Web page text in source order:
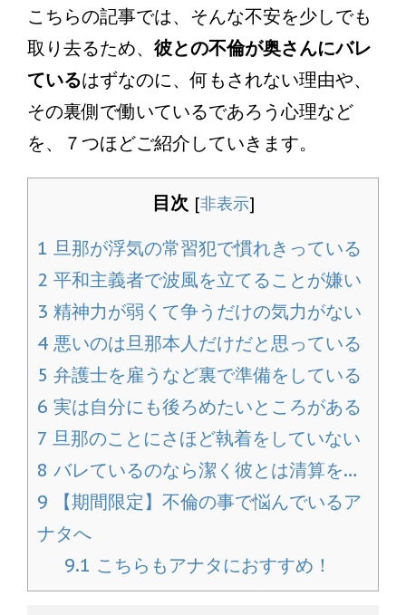
こちらの記事では、そんな不安を少しでも
取り去るため、 彼との不倫が奥さんにバレ
ているはずなのに、何もされない理由や、
その裏側で働いているであろう心理など
を、７つほどご紹介していきます。
目次 [非表示]
1 旦那が浮気の常習犯で慣れきっている
2 平和主義者で波風を立てることが嫌い
3 精神力が弱くて争うだけの気力がない
4 悪いのは旦那本人だけだと思っている
5 弁護士を雇うなど裏で準備をしている
6 実は自分にも後ろめたいところがある
7 旦那のことにさほど執着をしていない
8 バレているのなら潔く彼とは清算を…
9 【期間限定】不倫の事で悩んでいるア
ナタへ
9.1 こちらもアナタにおすすめ！